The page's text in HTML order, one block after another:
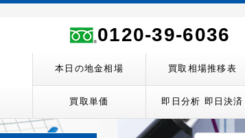
0120-39-6036
本日の地金相場 買取相場推移表
買取単価 即日分析 即日決済